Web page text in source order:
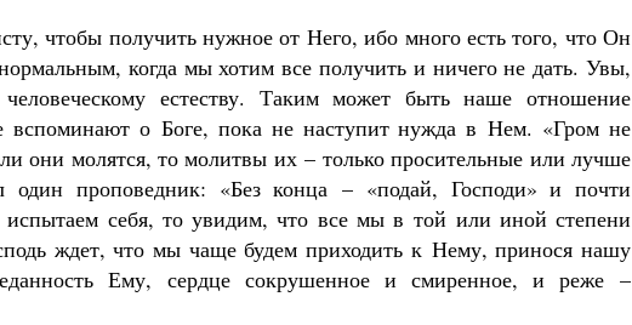
чтобы получить нужное от Него, ибо много есть того, что Он
когда мы хотим все получить и ничего не дать. Увы,
естеству. Таким может быть наше отношение
о Боге, пока не наступит нужда в Нем. «Гром не
они молятся, то молитвы их – только просительные или лучше
один проповедник: «Без конца – «подай, Господи» и почти
себя, то увидим, что все мы в той или иной степени
ждет, что мы чаще будем приходить к Нему, принося нашу
Ему, сердце сокрушенное и смиренное, и реже –